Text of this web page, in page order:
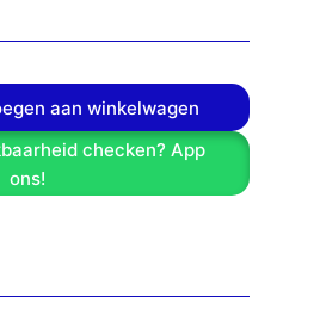
aan winkelwagen
checken? App
ons!